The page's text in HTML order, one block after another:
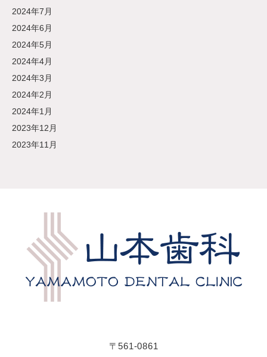
2024年7月
2024年6月
2024年5月
2024年4月
2024年3月
2024年2月
2024年1月
2023年12月
2023年11月
〒561-0861